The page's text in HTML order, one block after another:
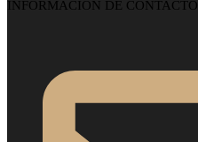
INFORMACIÓN DE CONTACTO